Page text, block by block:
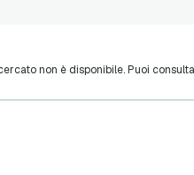
non è disponibile. Puoi